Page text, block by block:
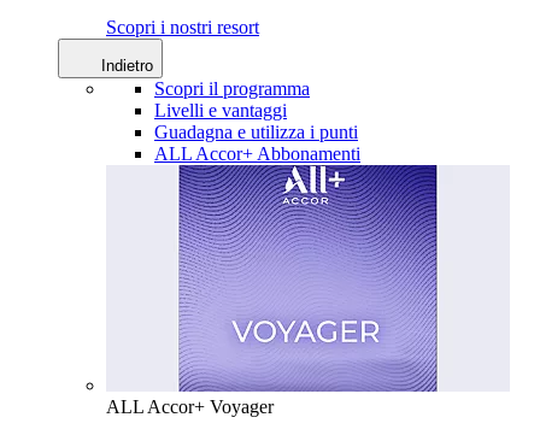
Scopri i nostri resort
Indietro
Scopri il programma
Livelli e vantaggi
Guadagna e utilizza i punti
ALL Accor+ Abbonamenti
ALL Accor+ Voyager